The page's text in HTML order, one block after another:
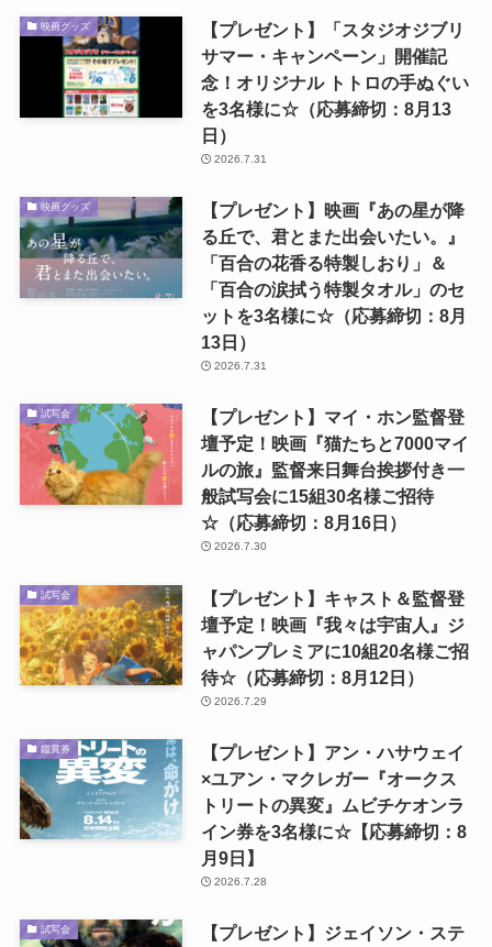
映画グッズ
【プレゼント】「スタジオジブリ
サマー・キャンペーン」開催記
念！オリジナル トトロの手ぬぐい
を3名様に☆（応募締切：8月13
日）
2026.7.31
映画グッズ
【プレゼント】映画『あの星が降
る丘で、君とまた出会いたい。』
「百合の花香る特製しおり」＆
「百合の涙拭う特製タオル」のセ
ットを3名様に☆（応募締切：8月
13日）
2026.7.31
試写会
【プレゼント】マイ・ホン監督登
壇予定！映画『猫たちと7000マイ
ルの旅』監督来日舞台挨拶付き一
般試写会に15組30名様ご招待
☆（応募締切：8月16日）
2026.7.30
試写会
【プレゼント】キャスト＆監督登
壇予定！映画『我々は宇宙人』ジ
ャパンプレミアに10組20名様ご招
待☆（応募締切：8月12日）
2026.7.29
鑑賞券
【プレゼント】アン・ハサウェイ
×ユアン・マクレガー『オークス
トリートの異変』ムビチケオンラ
イン券を3名様に☆【応募締切：8
月9日】
2026.7.28
試写会
【プレゼント】ジェイソン・ステ